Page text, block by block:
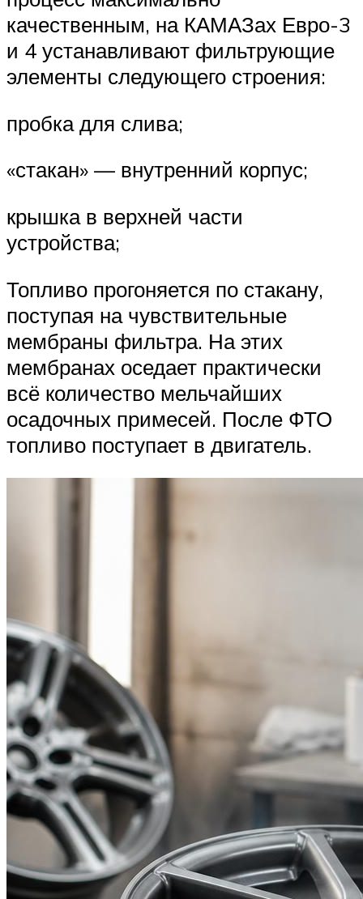
качественным, на КАМАЗах Евро-3
и 4 устанавливают фильтрующие
элементы следующего строения:
пробка для слива;
«стакан» — внутренний корпус;
крышка в верхней части
устройства;
Топливо прогоняется по стакану,
поступая на чувствительные
мембраны фильтра. На этих
мембранах оседает практически
всё количество мельчайших
осадочных примесей. После ФТО
топливо поступает в двигатель.